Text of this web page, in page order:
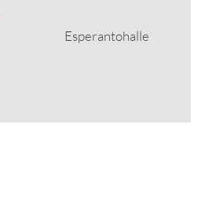
Esperantohalle